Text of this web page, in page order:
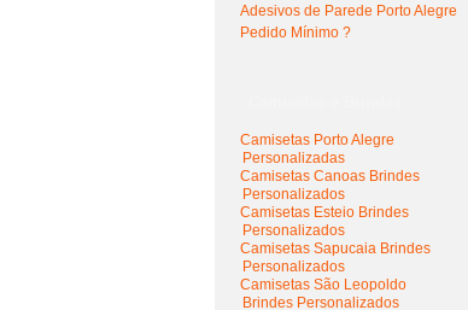
Adesivos de Parede Porto Alegre
Pedido Mínimo ?
Camisetas Porto Alegre
Personalizadas
Camisetas Canoas Brindes
Personalizados
Camisetas Esteio Brindes
Personalizados
Camisetas Sapucaia Brindes
Personalizados
Camisetas São Leopoldo
Brindes Personalizados